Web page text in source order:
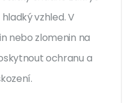
vzhled. V
nebo zlomenin na
ochranu a